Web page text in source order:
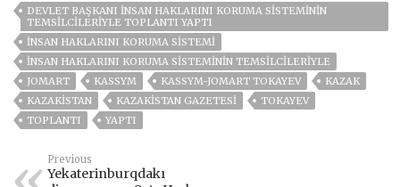
DEVLET BAŞKANI INSAN HAKLARINI KORUMA SISTEMININ
TEMSILCILERIYLE TOPLANTI YAPTI
INSAN HAKLARINI KORUMA SISTEMI
INSAN HAKLARINI KORUMA SISTEMININ TEMSILCILERIYLE
JOMART
KASSYM KASSYM-JOMART TOKAYEV
KAZAK
KAZAKİSTAN
KAZAKISTAN GAZETESI
TOKAYEV
TOPLANTI
YAPTI
Previous
Yekaterinburqdakı